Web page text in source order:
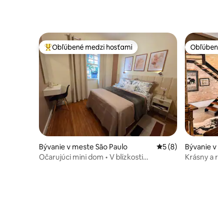
Najobľúbenejšie medzi hosťami
Obľúbené medzi hosťami
Bývanie v meste São Paulo Priemerné
5 (8)
Očarujúci mini dom • V blízkosti
Bývanie
glesa
Krásny a